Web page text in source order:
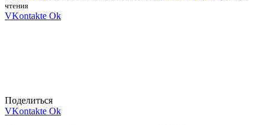
чтения
VKontakte Ok
Поделиться
VKontakte Ok